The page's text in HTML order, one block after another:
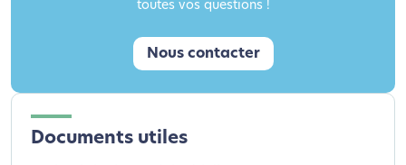
toutes vos questions !
Nous contacter
Documents utiles